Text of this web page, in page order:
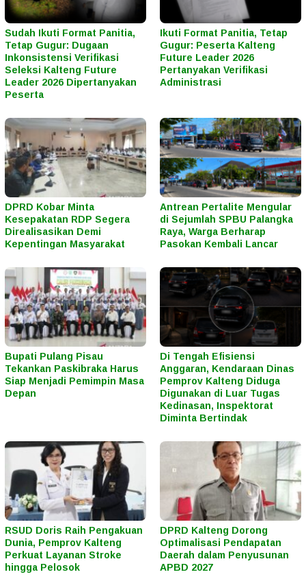
Sudah Ikuti Format Panitia,
Tetap Gugur: Dugaan
Inkonsistensi Verifikasi
Seleksi Kalteng Future
Leader 2026 Dipertanyakan
Peserta
Ikuti Format Panitia, Tetap
Gugur: Peserta Kalteng
Future Leader 2026
Pertanyakan Verifikasi
Administrasi
DPRD Kobar Minta
Kesepakatan RDP Segera
Direalisasikan Demi
Kepentingan Masyarakat
Antrean Pertalite Mengular
di Sejumlah SPBU Palangka
Raya, Warga Berharap
Pasokan Kembali Lancar
Bupati Pulang Pisau
Tekankan Paskibraka Harus
Siap Menjadi Pemimpin Masa
Depan
Di Tengah Efisiensi
Anggaran, Kendaraan Dinas
Pemprov Kalteng Diduga
Digunakan di Luar Tugas
Kedinasan, Inspektorat
Diminta Bertindak
RSUD Doris Raih Pengakuan
Dunia, Pemprov Kalteng
Perkuat Layanan Stroke
hingga Pelosok
DPRD Kalteng Dorong
Optimalisasi Pendapatan
Daerah dalam Penyusunan
APBD 2027